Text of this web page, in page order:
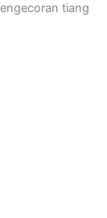
tiang